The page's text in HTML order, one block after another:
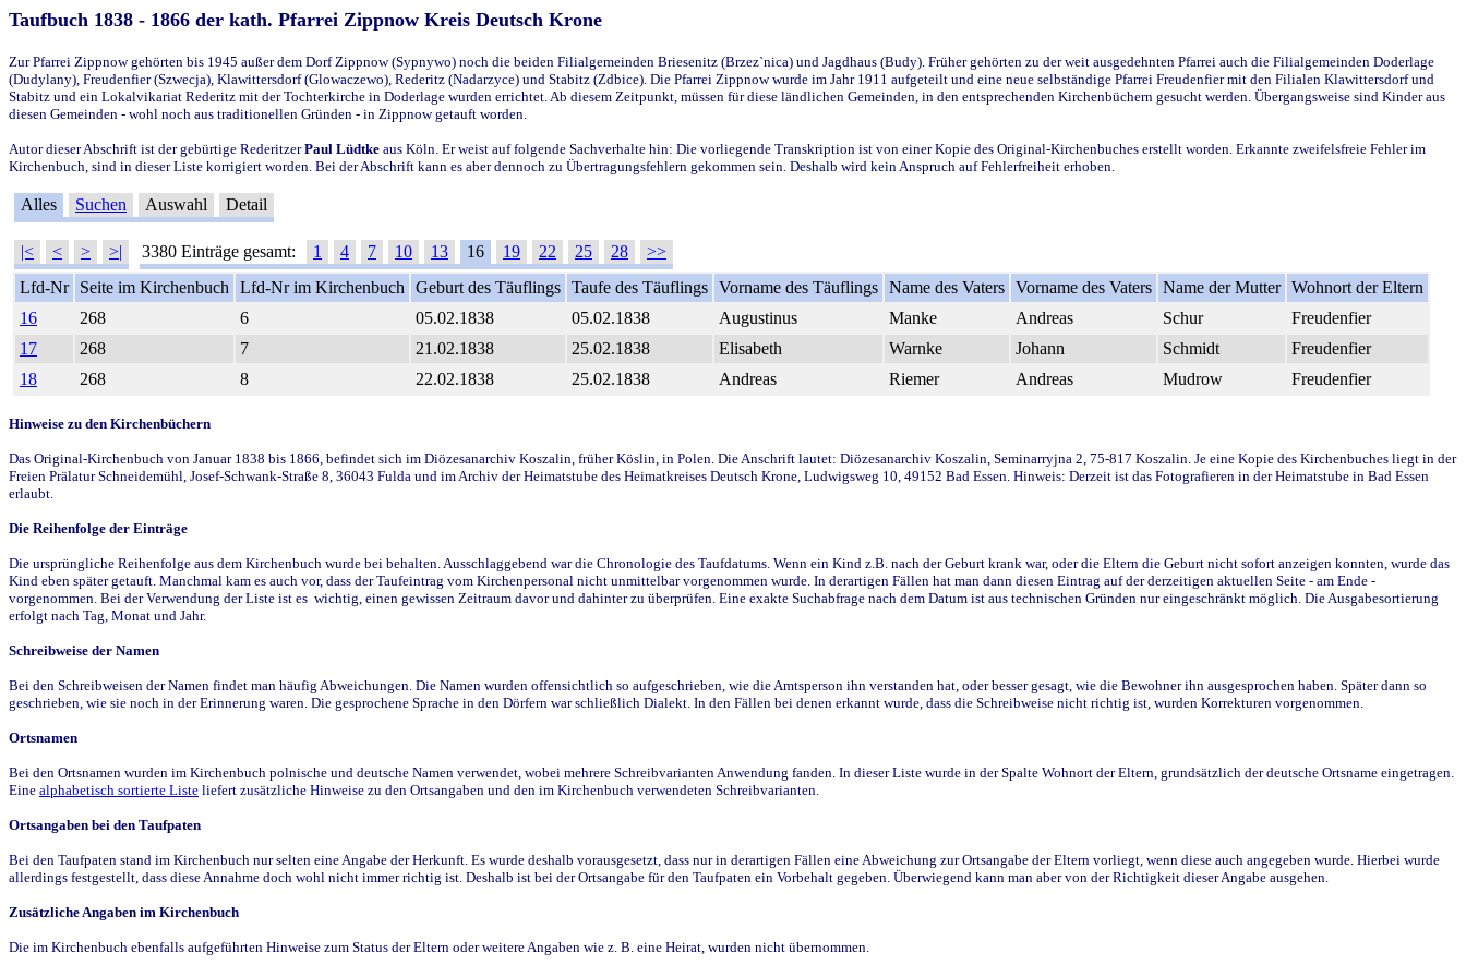
Taufbuch 1838 - 1866 der kath. Pfarrei Zippnow Kreis Deutsch Krone
Zur Pfarrei Zippnow gehörten bis 1945 außer dem Dorf Zippnow (Sypnywo) noch die beiden Filialgemeinden Briesenitz (Brzez`nica) und Jagdhaus (Budy). Früher gehörten zu der weit ausgedehnten Pfarrei auch die Filialgemeinden Doderlage
(Dudylany), Freudenfier (Szwecja), Klawittersdorf (Glowaczewo), Rederitz (Nadarzyce) und Stabitz (Zdbice). Die Pfarrei Zippnow wurde im Jahr 1911 aufgeteilt und eine neue selbständige Pfarrei Freudenfier mit den Filialen Klawittersdorf und
Stabitz und ein Lokalvikariat Rederitz mit der Tochterkirche in Doderlage wurden errichtet. Ab diesem Zeitpunkt, müssen für diese ländlichen Gemeinden, in den entsprechenden Kirchenbüchern gesucht werden. Übergangsweise sind Kinder aus
diesen Gemeinden - wohl noch aus traditionellen Gründen - in Zippnow getauft worden.
Autor dieser Abschrift ist der gebürtige RederitzerPaul Lüdtke aus Köln. Er weist auf folgende Sachverhalte hin: Die vorliegende Transkription ist von einer Kopie des Original-Kirchenbuches erstellt worden. Erkannte zweifelsfreie Fehler im
Kirchenbuch, sind in dieser Liste korrigiert worden. Bei der Abschrift kann es aber dennoch zu Übertragungsfehlern gekommen sein. Deshalb wird kein Anspruch auf Fehlerfreiheit erhoben.
Alles Suchen Auswahl Detail
|< < > >| 3380 Einträge gesamt: 1 4 7 10 13 16 19 22 25 28
>>
Lfd-Nr
Seite im Kirchenbuch Lfd-Nr im Kirchenbuch Geburt des Täuflings Taufe des Täuflings Vorname des Täuflings Name des Vaters Vorname des Vaters Name der Mutter Wohnort der Eltern
16
268 6 05.02.1838 05.02.1838 Augustinus Manke Andreas Schur
Freudenfier
17
268 7 21.02.1838 25.02.1838 Elisabeth Warnke Johann Schmidt
Freudenfier
18
268 8 22.02.1838 25.02.1838 Andreas Riemer Andreas Mudrow Freudenfier
Hinweise zu den Kirchenbüchern
Das Original-Kirchenbuch von Januar 1838 bis 1866, befindet sich im Diözesanarchiv Koszalin, früher Köslin, in Polen. Die Anschrift lautet: Diözesanarchiv Koszalin, Seminarryjna 2, 75-817 Koszalin. Je eine Kopie des Kirchenbuches liegt in der
Freien Prälatur Schneidemühl, Josef-Schwank-Straße 8, 36043 Fulda und im Archiv der Heimatstube des Heimatkreises Deutsch Krone, Ludwigsweg 10, 49152 Bad Essen. Hinweis: Derzeit ist das Fotografieren in der Heimatstube in Bad Essen
erlaubt.
Die Reihenfolge der Einträge
Die ursprüngliche Reihenfolge aus dem Kirchenbuch wurde bei behalten. Ausschlaggebend war die Chronologie des Taufdatums. Wenn ein Kind z.B. nach der Geburt krank war, oder die Eltern die Geburt nicht sofort anzeigen konnten, wurde das
Kind eben später getauft. Manchmal kam es auch vor, dass der Taufeintrag vom Kirchenpersonal nicht unmittelbar vorgenommen wurde. In derartigen Fällen hat man dann diesen Eintrag auf der derzeitigen aktuellen Seite - am Ende -
vorgenommen. Bei der Verwendung der Liste ist es wichtig, einen gewissen Zeitraum davor und dahinter zu überprüfen. Eine exakte Suchabfrage nach dem Datum ist aus technischen Gründen nur eingeschränkt möglich. Die Ausgabesortierung
erfolgt nach Tag, Monat und Jahr.
Schreibweise der Namen
Bei den Schreibweisen der Namen findet man häufig Abweichungen. Die Namen wurden offensichtlich so aufgeschrieben, wie die Amtsperson ihn verstanden hat, oder besser gesagt, wie die Bewohner ihn ausgesprochen haben. Später dann so
geschrieben, wie sie noch in der Erinnerung waren. Die gesprochene Sprache in den Dörfern war schließlich Dialekt. In den Fällen bei denen erkannt wurde, dass die Schreibweise nicht richtig ist, wurden Korrekturen vorgenommen.
Ortsnamen
Bei den Ortsnamen wurden im Kirchenbuch polnische und deutsche Namen verwendet, wobei mehrere Schreibvarianten Anwendung fanden. In dieser Liste wurde in der Spalte Wohnort der Eltern, grundsätzlich der deutsche Ortsname eingetragen.
Eine alphabetisch sortierte Liste liefert zusätzliche Hinweise zu den Ortsangaben und den im Kirchenbuch verwendeten Schreibvarianten.
Ortsangaben bei den Taufpaten
Bei den Taufpaten stand im Kirchenbuch nur selten eine Angabe der Herkunft. Es wurde deshalb vorausgesetzt, dass nur in derartigen Fällen eine Abweichung zur Ortsangabe der Eltern vorliegt, wenn diese auch angegeben wurde. Hierbei wurde
allerdings festgestellt, dass diese Annahme doch wohl nicht immer richtig ist. Deshalb ist bei der Ortsangabe für den Taufpaten ein Vorbehalt gegeben. Überwiegend kann man aber von der Richtigkeit dieser Angabe ausgehen.
Zusätzliche Angaben im Kirchenbuch
Die im Kirchenbuch ebenfalls aufgeführten Hinweise zum Status der Eltern oder weitere Angaben wie z. B. eine Heirat, wurden nicht übernommen.